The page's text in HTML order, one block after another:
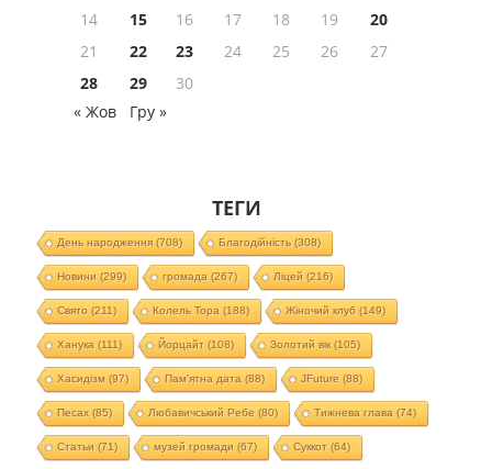
14
15 16 17 18 19
20
21
22 23 24 25 26
27
28
29
30
« Жов
Гру »
ТЕГИ
День народження(708) Благодійність (308)
Новини (299) громада (267) Ліцей (216)
Свято (211) Колель Тора (188) Жіночий клуб (149)
Ханука (111) Йорцайт (108) Золотий вік(105)
Хасидізм (97) Пам'ятна дата (88) JFuture (88)
Песах(85) Любавичський Ребе (80) Тижнева глава (74)
Статьи (71) музей громади (67) Суккот (64)